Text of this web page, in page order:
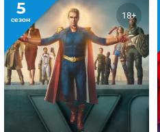
5
сезон 18+